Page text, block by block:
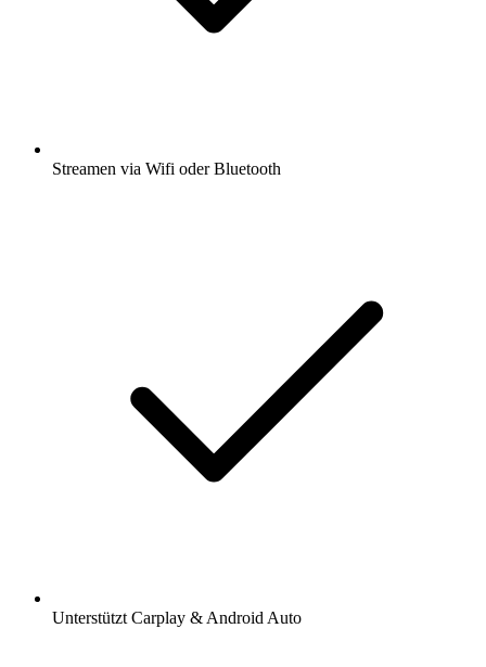
Streamen via Wifi oder Bluetooth
Unterstützt Carplay & Android Auto